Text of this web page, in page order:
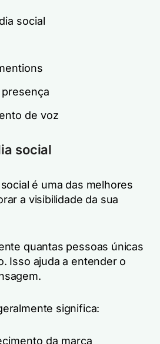
social
de voz
social
é uma das melhores
a visibilidade da sua
quantas pessoas únicas
Isso ajuda a entender o
significa:
da marca